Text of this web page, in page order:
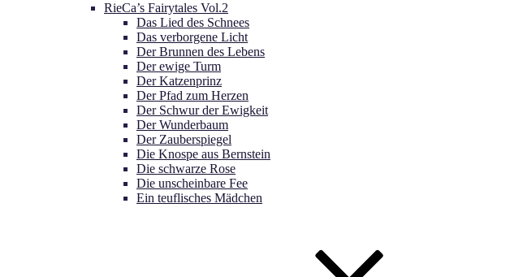
RieCa’s Fairytales Vol.2
Das Lied des Schnees
Das verborgene Licht
Der Brunnen des Lebens
Der ewige Turm
Der Katzenprinz
Der Pfad zum Herzen
Der Schwur der Ewigkeit
Der Wunderbaum
Der Zauberspiegel
Die Knospe aus Bernstein
Die schwarze Rose
Die unscheinbare Fee
Ein teuflisches Mädchen